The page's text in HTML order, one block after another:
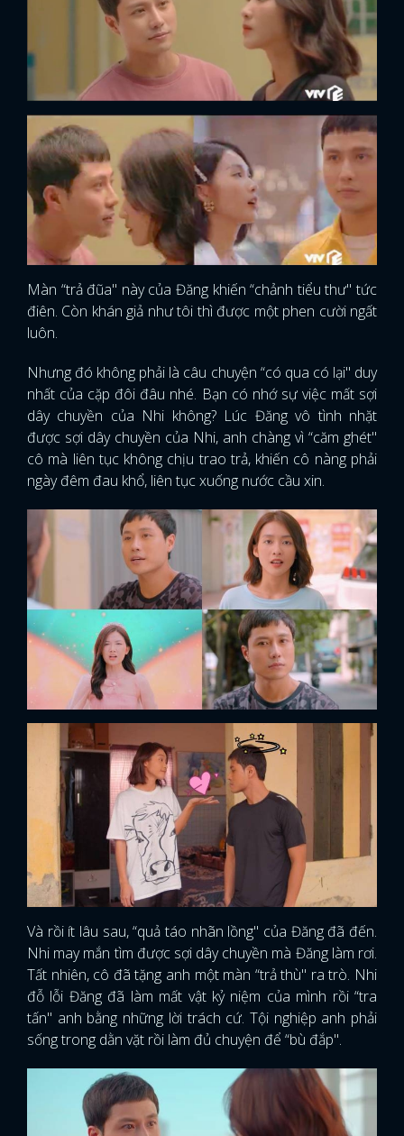
Màn “trả đũa" này của Đăng khiến “chảnh tiểu thư" tức
điên. Còn khán giả như tôi thì được một phen cười ngất
luôn.
Nhưng đó không phải là câu chuyện “có qua có lại" duy
nhất của cặp đôi đâu nhé. Bạn có nhớ sự việc mất sợi
dây chuyền của Nhi không? Lúc Đăng vô tình nhặt
được sợi dây chuyền của Nhi, anh chàng vì “căm ghét"
cô mà liên tục không chịu trao trả, khiến cô nàng phải
ngày đêm đau khổ, liên tục xuống nước cầu xin.
Và rồi ít lâu sau, “quả táo nhãn lồng" của Đăng đã đến.
Nhi may mắn tìm được sợi dây chuyền mà Đăng làm rơi.
Tất nhiên, cô đã tặng anh một màn “trả thù" ra trò. Nhi
đỗ lỗi Đăng đã làm mất vật kỷ niệm của mình rồi “tra
tấn" anh bằng những lời trách cứ. Tội nghiệp anh phải
sống trong dằn vặt rồi làm đủ chuyện để “bù đắp".